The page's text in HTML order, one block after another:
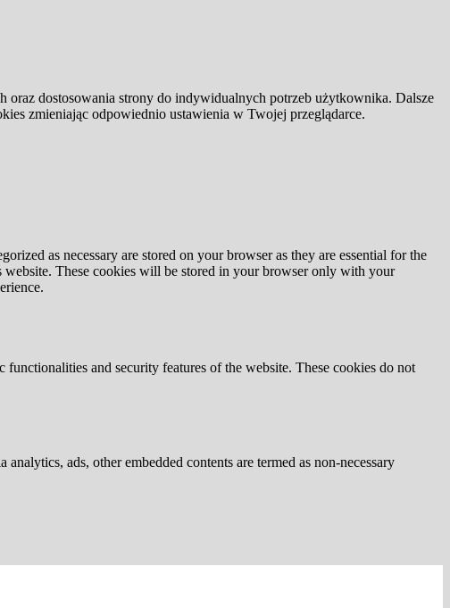
dostosowania strony do indywidualnych potrzeb użytkownika. Dalsze
zmieniając odpowiednio ustawienia w Twojej przeglądarce.
as necessary are stored on your browser as they are essential for the
These cookies will be stored in your browser only with your
and security features of the website. These cookies do not
ads, other embedded contents are termed as non-necessary